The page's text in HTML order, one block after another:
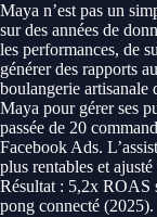
Maya n’est pas un
sur des années de
les performances, de
générer des rapports
boulangerie artisanale
Maya pour gérer ses
passée de 20
Facebook Ads.
plus rentables et
Résultat : 5,2x ROAS
pong connecté (2025).